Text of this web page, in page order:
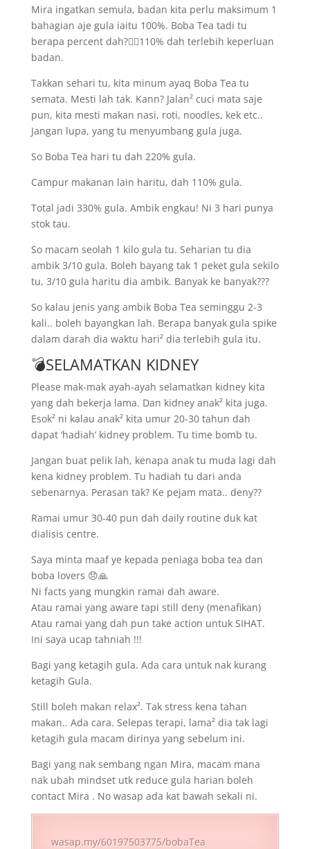
Mira ingatkan semula, badan kita perlu maksimum 1
bahagian aje gula iaitu 100%. Boba Tea tadi tu
berapa percent dah?👆🏼110% dah terlebih keperluan
badan.
Takkan sehari tu, kita minum ayaq Boba Tea tu
semata. Mesti lah tak. Kann? Jalan² cuci mata saje
pun, kita mesti makan nasi, roti, noodles, kek etc..
Jangan lupa, yang tu menyumbang gula juga.
So Boba Tea hari tu dah 220% gula.
Campur makanan lain haritu, dah 110% gula.
Total jadi 330% gula. Ambik engkau! Ni 3 hari punya
stok tau.
So macam seolah 1 kilo gula tu. Seharian tu dia
ambik 3/10 gula. Boleh bayang tak 1 peket gula sekilo
tu, 3/10 gula haritu dia ambik. Banyak ke banyak???
So kalau jenis yang ambik Boba Tea seminggu 2-3
kali.. boleh bayangkan lah. Berapa banyak gula spike
dalam darah dia waktu hari² dia terlebih gula itu.
💣SELAMATKAN KIDNEY
Please mak-mak ayah-ayah selamatkan kidney kita
yang dah bekerja lama. Dan kidney anak² kita juga.
Esok² ni kalau anak² kita umur 20-30 tahun dah
dapat ‘hadiah’ kidney problem. Tu time bomb tu.
Jangan buat pelik lah, kenapa anak tu muda lagi dah
kena kidney problem. Tu hadiah tu dari anda
sebenarnya. Perasan tak? Ke pejam mata.. deny??
Ramai umur 30-40 pun dah daily routine duk kat
dialisis centre.
Saya minta maaf ye kepada peniaga boba tea dan
boba lovers 😞🙏
Ni facts yang mungkin ramai dah aware.
Atau ramai yang aware tapi still deny (menafikan)
Atau ramai yang dah pun take action untuk SIHAT.
Ini saya ucap tahniah !!!
Bagi yang ketagih gula. Ada cara untuk nak kurang
ketagih Gula.
Still boleh makan relax². Tak stress kena tahan
makan.. Ada cara. Selepas terapi, lama² dia tak lagi
ketagih gula macam dirinya yang sebelum ini.
Bagi yang nak sembang ngan Mira, macam mana
nak ubah mindset utk reduce gula harian boleh
contact Mira . No wasap ada kat bawah sekali ni.
wasap.my/60197503775/bobaTea